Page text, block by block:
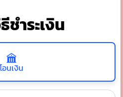
ชำระเงิน
โอนเงิน